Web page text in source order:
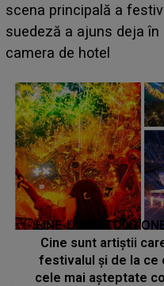
luat prin surprindere pe
BĂIATUL VIZAT de
faptului împlinit, A
LINE-UP UNTOLD
Cine sunt artiștii
festivalul și de la ce
cele mai așteptate